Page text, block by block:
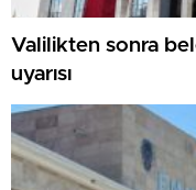
Valilikten sonra
uyarısı